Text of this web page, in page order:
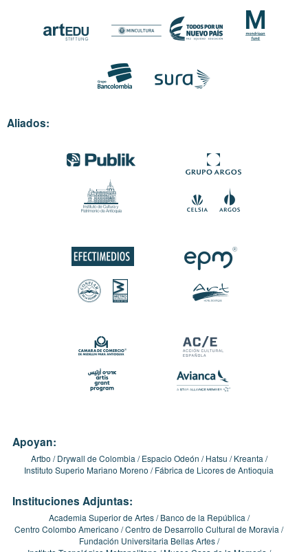
Aliados:
Apoyan:
Artbo Drywall de Colombia Espacio Odeón Hatsu
Kreanta
Instituto Superio Mariano Moreno
Fábrica de Licores de Antioquia
Instituciones Adjuntas:
Academia Superior de Artes
Banco de la República
Centro Colombo Americano Centro de Desarrollo Cultural de Moravia
Fundación Universitaria Bellas Artes